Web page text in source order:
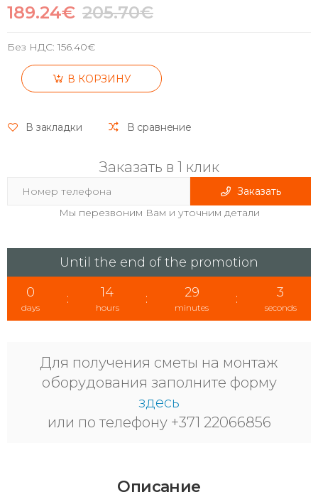
189.24€ 205.70€
Без НДС:156.40€
В КОРЗИНУ
В закладки В сравнение
Заказать в 1 клик
Заказать
Мы перезвоним Вам и уточним детали
Until the end of the promotion
0
days
: 14
hours
: 29
minutes
: 2
seconds
Для получения сметы на монтаж
оборудования заполните форму
здесь
или по телефону +371 22066856
Описание